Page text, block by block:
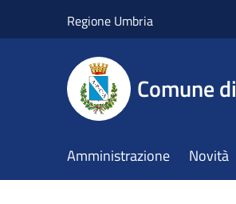
Regione Umbria
Comune
Amministrazione Novità